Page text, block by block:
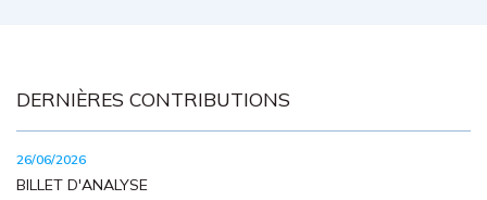
DERNIÈRES CONTRIBUTIONS
26/06/2026
BILLET D'ANALYSE